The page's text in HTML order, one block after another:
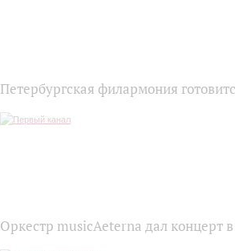
Петербургская филармония
Оркестр musicAeterna дал концерт